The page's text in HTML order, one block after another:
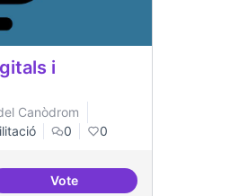
i
Canòdrom
0 0
VoteSuport a projectes digitals i